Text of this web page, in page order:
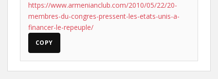
https://www.armenianclub.com/2010/05/22/20-
membres-du-congres-pressent-les-etats-unis-a-
financer-le-repeuple/
COPY